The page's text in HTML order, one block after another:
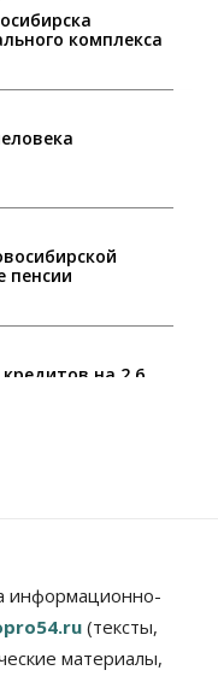
комплекса
пенсии
на 2,6
разрешение на
информационно-
(тексты,
материалы,